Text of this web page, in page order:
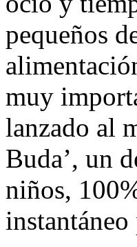
pequeños
muy
lanzado al
Buda’, un
niños,